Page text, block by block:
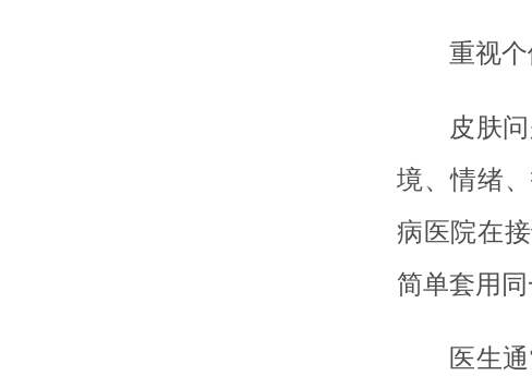
重视
皮肤
境、情绪
病医院在
简单套用同
医生